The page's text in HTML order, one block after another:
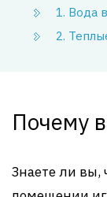
1. Вода
2.
Почему
Знаете ли вы,